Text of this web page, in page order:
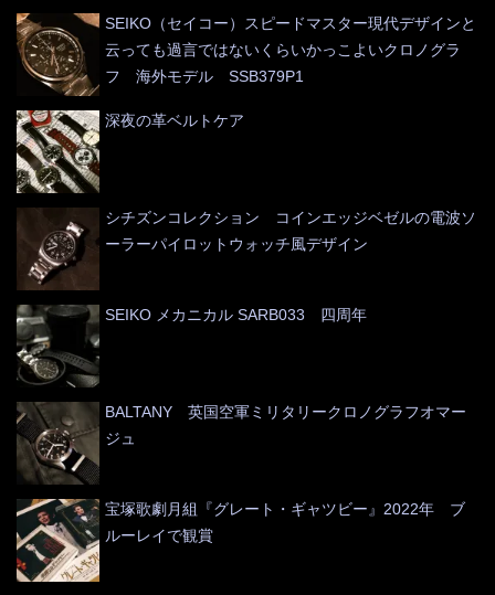
SEIKO（セイコー）スピードマスター現代デザインと
云っても過言ではないくらいかっこよいクロノグラ
フ 海外モデル SSB379P1
深夜の革ベルトケア
シチズンコレクション コインエッジベゼルの電波ソ
ーラーパイロットウォッチ風デザイン
SEIKO メカニカル SARB033 四周年
BALTANY 英国空軍ミリタリークロノグラフオマー
ジュ
宝塚歌劇月組『グレート・ギャツビー』2022年 ブ
ルーレイで観賞